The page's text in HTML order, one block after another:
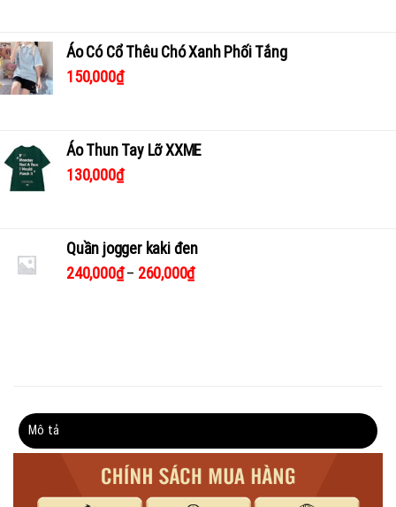
Áo Có Cổ Thêu Chó Xanh Phối Tắng
150,000₫
Áo Thun Tay Lỡ XXME
130,000₫
Quần jogger kaki đen
240,000₫– 260,000₫
Mô tả
Thông tin bổ sung
Đánh giá (0)